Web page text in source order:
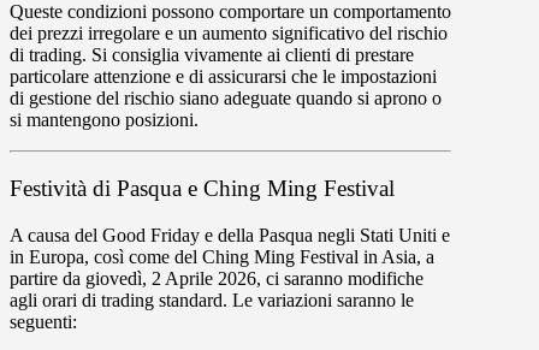
Queste condizioni possono comportare un comportamento
dei prezzi irregolare e un aumento significativo del rischio
di trading. Si consiglia vivamente ai clienti di prestare
particolare attenzione e di assicurarsi che le impostazioni
di gestione del rischio siano adeguate quando si aprono o
si mantengono posizioni.
Festività di Pasqua e Ching Ming Festival
A causa del Good Friday e della Pasqua negli Stati Uniti e
in Europa, così come del Ching Ming Festival in Asia, a
partire da giovedì, 2 Aprile 2026, ci saranno modifiche
agli orari di trading standard. Le variazioni saranno le
seguenti: